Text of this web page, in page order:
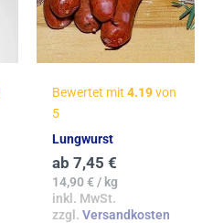
Bewertet mit 4.19von
5
Lungwurst
ab 7,45 €
14,90€/ kg
inkl. MwSt.
zzgl. Versandkosten